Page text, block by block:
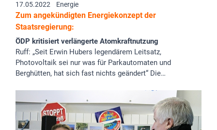
17.05.2022
Energie
Zum angekündigten Energiekonzept der
Staatsregierung:
ÖDP kritisiert verlängerte Atomkraftnutzung
Ruff: „Seit Erwin Hubers legendärem Leitsatz,
Photovoltaik sei nur was für Parkautomaten und
Berghütten, hat sich fast nichts geändert“ Die…